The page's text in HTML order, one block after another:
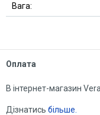
Вага:
Оплата
В інтернет-магазин
Дізнатись більше.